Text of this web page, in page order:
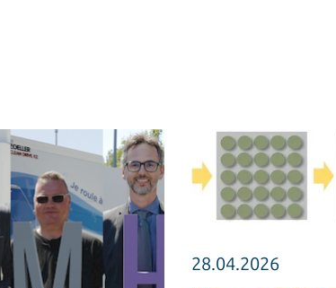
28.04.2026